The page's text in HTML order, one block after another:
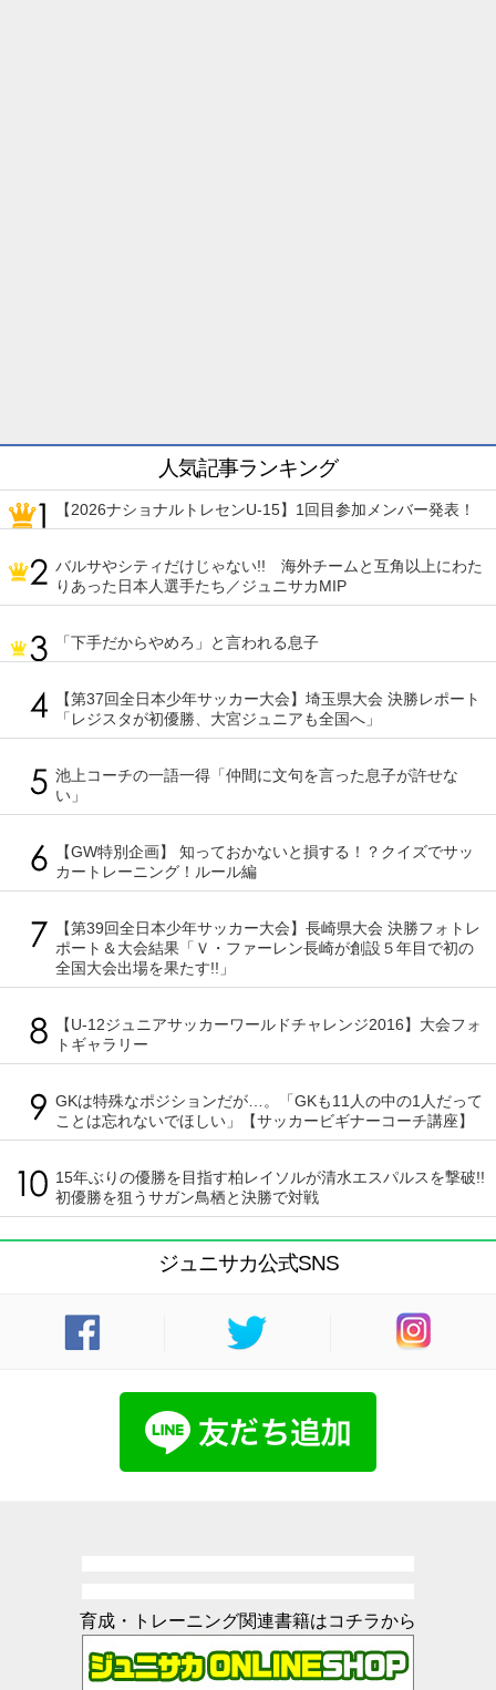
人気記事ランキング
【2026ナショナルトレセンU-15】1回目参加メンバー発表！
バルサやシティだけじゃない!! 海外チームと互角以上にわた
りあった日本人選手たち／ジュニサカMIP
「下手だからやめろ」と言われる息子
【第37回全日本少年サッカー大会】埼玉県大会 決勝レポート
「レジスタが初優勝、大宮ジュニアも全国へ」
池上コーチの一語一得「仲間に文句を言った息子が許せな
い」
【GW特別企画】 知っておかないと損する！？クイズでサッ
カートレーニング！ルール編
【第39回全日本少年サッカー大会】長崎県大会 決勝フォトレ
ポート＆大会結果「Ｖ・ファーレン長崎が創設５年目で初の
全国大会出場を果たす!!」
【U-12ジュニアサッカーワールドチャレンジ2016】大会フォ
トギャラリー
GKは特殊なポジションだが…。「GKも11人の中の1人だって
ことは忘れないでほしい」【サッカービギナーコーチ講座】
15年ぶりの優勝を目指す柏レイソルが清水エスパルスを撃破!!
初優勝を狙うサガン鳥栖と決勝で対戦
ジュニサカ公式SNS
育成・トレーニング関連書籍はコチラから